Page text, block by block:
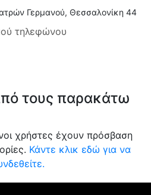
Γερμανού, Θεσσαλονίκη 44
τηλεφώνου
τους παρακάτω
χρήστες έχουν πρόσβαση
Κάντε κλικ εδώ για να